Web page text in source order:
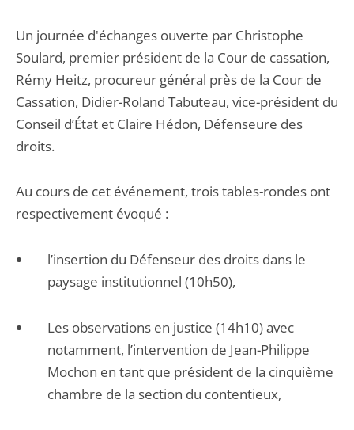
Un journée d'échanges ouverte par Christophe
Soulard, premier président de la Cour de cassation,
Rémy Heitz, procureur général près de la Cour de
Cassation, Didier-Roland Tabuteau, vice-président du
Conseil d’État et Claire Hédon, Défenseure des
droits.
Au cours de cet événement, trois tables-rondes ont
respectivement évoqué :
l’insertion du Défenseur des droits dans le
paysage institutionnel (10h50),
Les observations en justice (14h10) avec
notamment, l’intervention de Jean-Philippe
Mochon en tant que président de la cinquième
chambre de la section du contentieux,